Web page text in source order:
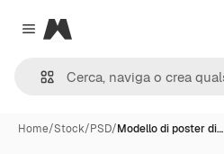
Close menu
Magnific
Home/Stock/PSD/Modello di poster di…